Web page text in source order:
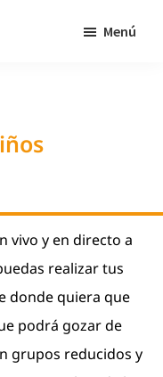
Menú
vivo y en directo a
realizar tus
donde quiera que
podrá gozar de
grupos reducidos y